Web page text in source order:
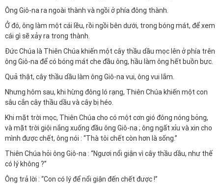
Ông Giô-na ra ngoài thành và ngồi ở phía đông thành.
Ở đó, ông làm một cái lều, rồi ngồi bên dưới, trong bóng mát, để xem
cái gì sẽ xảy ra trong thành.
Đức Chúa là Thiên Chúa khiến một cây thầu dầu mọc lên ở phía trên
ông Giô-na để có bóng mát che đầu ông, hầu làm ông hết buồn bực.
Quả thật, cây thầu dầu làm ông Giô-na vui, ông vui lắm.
Nhưng hôm sau, khi hừng đông ló rạng, Thiên Chúa khiến một con
sâu cắn cây thầu dầu và cây bị héo.
Khi mặt trời mọc, Thiên Chúa cho có một cơn gió đông nóng bỏng,
và mặt trời giội nắng xuống đầu ông Giô-na ; ông ngất xỉu và xin cho
mình được chết, ông nói : “Thà tôi chết còn hơn là sống.”
Thiên Chúa hỏi ông Giô-na : “Ngươi nổi giận vì cây thầu dầu, như thế
có lý không ?”
Ông trả lời : “Con có lý để nổi giận đến chết được !”